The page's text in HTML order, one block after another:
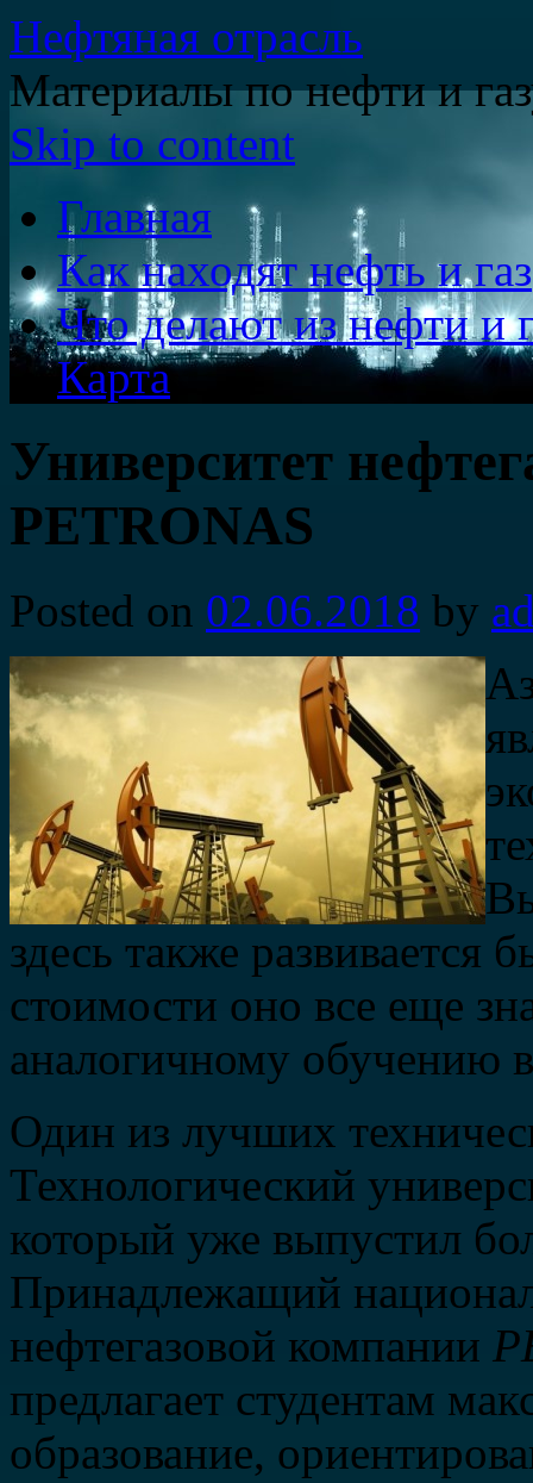
Нефтяная отрасль
Материалы по нефти и
Skip to content
Главная
Как находят нефть и газ
Что делают из нефти и
Карта
Университет
PETRONAS
Posted on 02.06.2018 by
здесь также
стоимости оно все еще
аналогичному обучению
Один из лучших
Технологический
который уже выпустил
Принадлежащий
нефтегазовой компании
предлагает студентам
образование,